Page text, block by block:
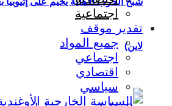
لاين)
اجتماعية
تقدير موقف
جميع المواد
اجتماعي
اقتصادي
سياسي